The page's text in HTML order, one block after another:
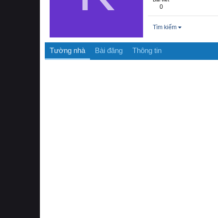
0
Tìm kiếm
Tường nhà Bài đăng Thông tin